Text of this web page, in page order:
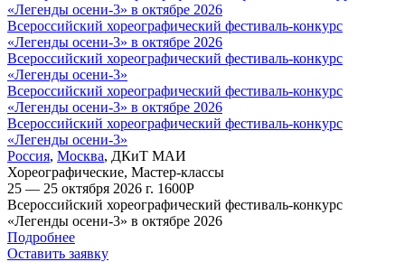
Всероссийский хореографический фестиваль-конкурс
«Легенды осени-3» в октябре 2026
Всероссийский хореографический фестиваль-конкурс
«Легенды осени-3»
Всероссийский хореографический фестиваль-конкурс
«Легенды осени-3» в октябре 2026
Всероссийский хореографический фестиваль-конкурс
«Легенды осени-3»
Россия, Москва, ДКиТ МАИ
Хореографические, Мастер-классы
25 — 25 октября 2026 г. 1600Р
Всероссийский хореографический фестиваль-конкурс
«Легенды осени-3» в октябре 2026
Подробнее
Оставить заявку